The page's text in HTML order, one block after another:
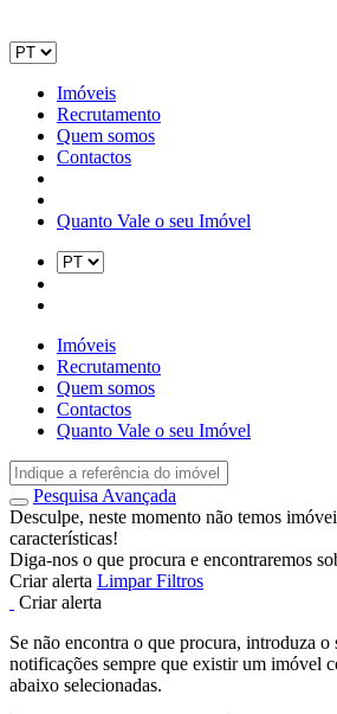
Imóveis
Recrutamento
Quem somos
Contactos
Quanto Vale o seu Imóvel
Imóveis
Recrutamento
Quem somos
Contactos
Quanto Vale o seu Imóvel
Pesquisa Avançada
Desculpe, neste momento não temos
características!
Diga-nos o que procura e encontraremos
Criar alerta Limpar Filtros
Criar alerta
Se não encontra o que procura, introduza o
notificações sempre que existir um imóvel
abaixo selecionadas.